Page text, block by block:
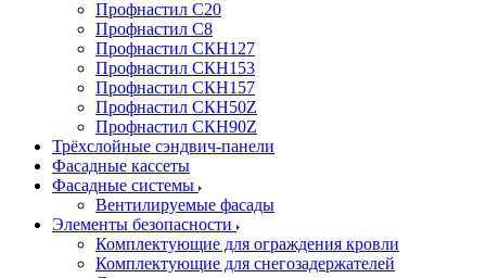
Профнастил С20
Профнастил С8
Профнастил СКН127
Профнастил СКН153
Профнастил СКН157
Профнастил СКН50Z
Профнастил СКН90Z
Трёхслойные сэндвич-панели
Фасадные кассеты
Фасадные системы
Вентилируемые фасады
Элементы безопасности
Комплектующие для ограждения кровли
Комплектующие для снегозадержателей